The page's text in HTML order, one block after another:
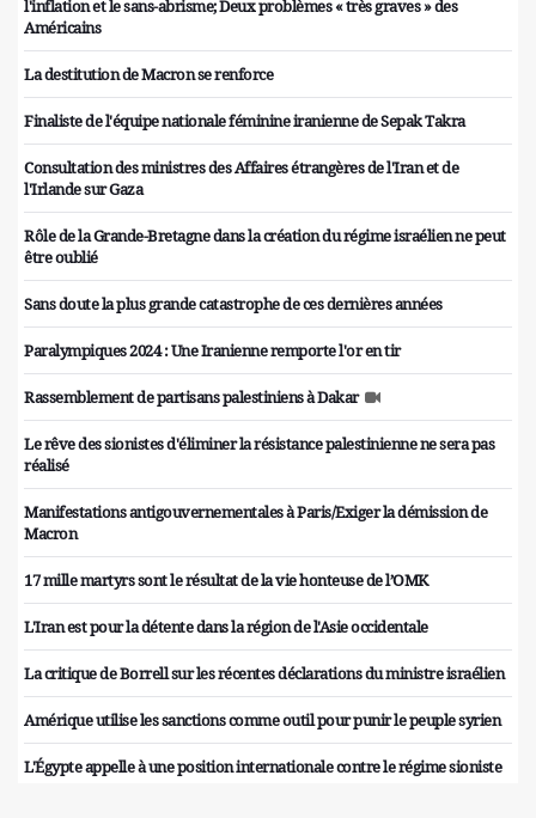
l'inflation et le sans-abrisme; Deux problèmes « très graves » des
Américains
La destitution de Macron se renforce
Finaliste de l'équipe nationale féminine iranienne de Sepak Takra
Consultation des ministres des Affaires étrangères de l'Iran et de
l'Irlande sur Gaza
Rôle de la Grande-Bretagne dans la création du régime israélien ne peut
être oublié
Sans doute la plus grande catastrophe de ces dernières années
Paralympiques 2024 : Une Iranienne remporte l'or en tir
Rassemblement de partisans palestiniens à Dakar
Le rêve des sionistes d'éliminer la résistance palestinienne ne sera pas
réalisé
Manifestations antigouvernementales à Paris/Exiger la démission de
Macron
17 mille martyrs sont le résultat de la vie honteuse de l’OMK
L'Iran est pour la détente dans la région de l'Asie occidentale
La critique de Borrell sur les récentes déclarations du ministre israélien
Amérique utilise les sanctions comme outil pour punir le peuple syrien
L'Égypte appelle à une position internationale contre le régime sioniste